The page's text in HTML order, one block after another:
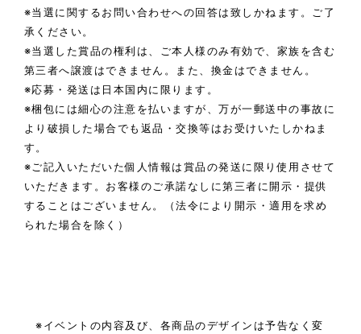
※当選に関するお問い合わせへの回答は致しかねます。ご了
承ください。
※当選した賞品の権利は、ご本人様のみ有効で、家族を含む
第三者へ譲渡はできません。また、換金はできません。
※応募・発送は日本国内に限ります。
※梱包には細心の注意を払いますが、万が一郵送中の事故に
より破損した場合でも返品・交換等はお受けいたしかねま
す。
※ご記入いただいた個人情報は賞品の発送に限り使用させて
いただきます。お客様のご承諾なしに第三者に開示・提供
することはございません。（法令により開示・適用を求め
られた場合を除く）
※イベントの内容及び、各商品のデザインは予告なく変